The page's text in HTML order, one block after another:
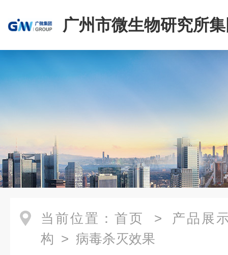
广州市微生物研究所
有限公司
当前位置： 首页 > 产品展
构 > 病毒杀灭效果